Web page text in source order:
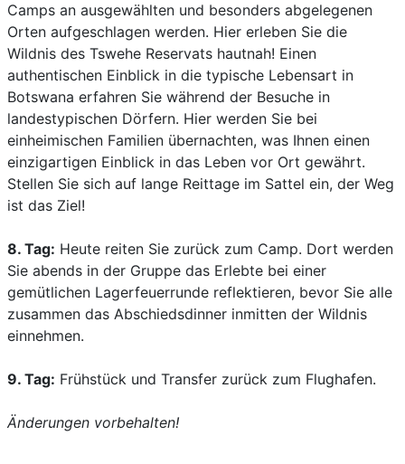
Camps an ausgewählten und besonders abgelegenen
Orten aufgeschlagen werden. Hier erleben Sie die
Wildnis des Tswehe Reservats hautnah! Einen
authentischen Einblick in die typische Lebensart in
Botswana erfahren Sie während der Besuche in
landestypischen Dörfern. Hier werden Sie bei
einheimischen Familien übernachten, was Ihnen einen
einzigartigen Einblick in das Leben vor Ort gewährt.
Stellen Sie sich auf lange Reittage im Sattel ein, der Weg
ist das Ziel!
8. Tag: Heute reiten Sie zurück zum Camp. Dort werden
Sie abends in der Gruppe das Erlebte bei einer
gemütlichen Lagerfeuerrunde reflektieren, bevor Sie alle
zusammen das Abschiedsdinner inmitten der Wildnis
einnehmen.
9. Tag: Frühstück und Transfer zurück zum Flughafen.
Änderungen vorbehalten!